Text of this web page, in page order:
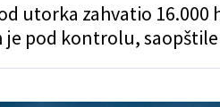
utorka zahvatio 16.000
je pod kontrolu,